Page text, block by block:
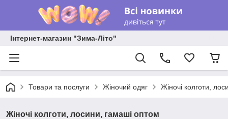
Інтернет-магазин "Зима-Літо"
Товари та послуги Жіночий одяг Жіночі колготи,
Жіночі колготи, лосини, гамаші оптом